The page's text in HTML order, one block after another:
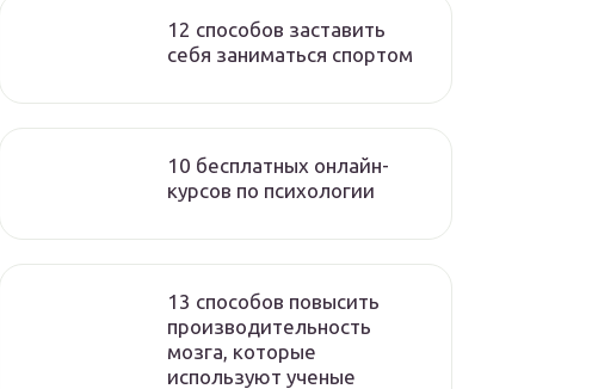
12 способов заставить
себя заниматься спортом
10 бесплатных онлайн-
курсов по психологии
13 способов повысить
производительность
мозга, которые
используют ученые